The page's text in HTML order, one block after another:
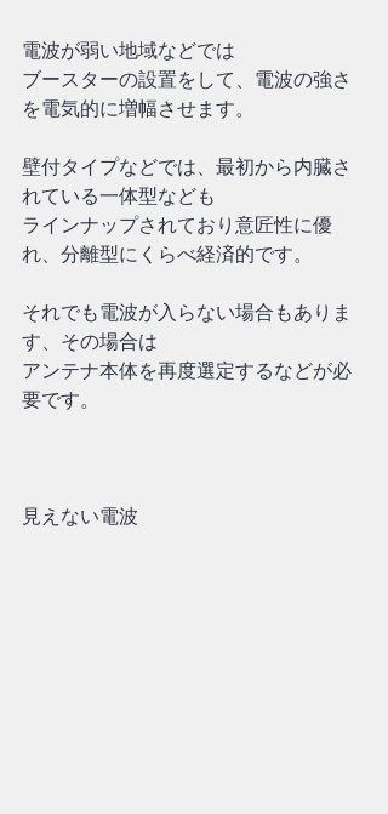
電波が弱い地域などでは
ブースターの設置をして、電波の強さ
を電気的に増幅させます。
壁付タイプなどでは、最初から内臓さ
れている一体型なども
ラインナップされており意匠性に優
れ、分離型にくらべ経済的です。
それでも電波が入らない場合もありま
す、その場合は
アンテナ本体を再度選定するなどが必
要です。
見えない電波